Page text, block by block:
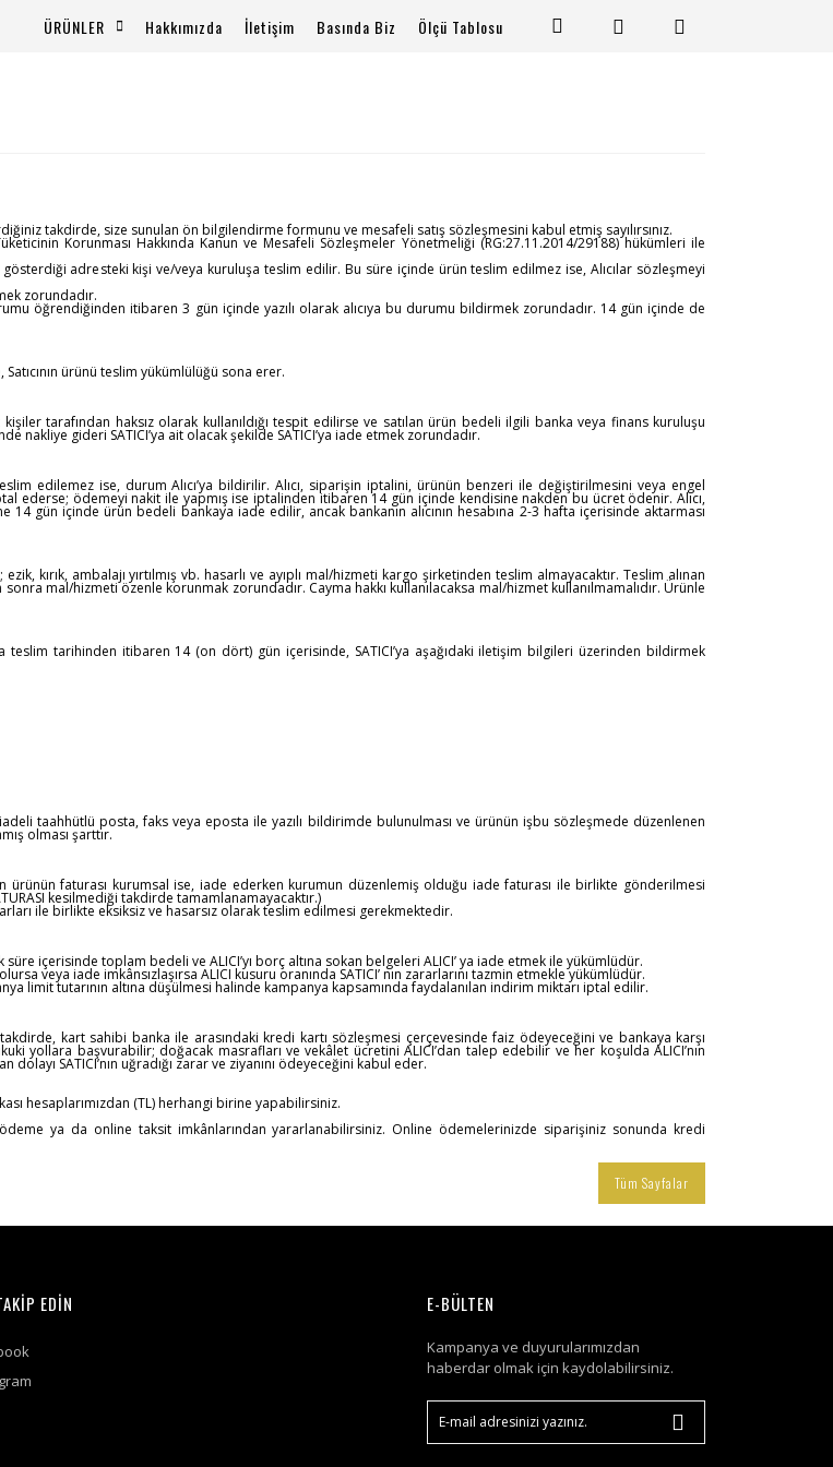
ÜRÜNLER Hakkımızda İletişim Basında Biz Ölçü Tablosu
takdirde, size sunulan ön bilgilendirme formunu ve mesafeli satış sözleşmesini kabul etmiş sayılırsınız.
Korunması Hakkında Kanun ve Mesafeli Sözleşmeler Yönetmeliği (RG:27.11.2014/29188) hükümleri ile
gösterdiği adresteki kişi ve/veya kuruluşa teslim edilir. Bu süre içinde ürün teslim edilmez ise, Alıcılar sözleşmeyi
zorundadır.
öğrendiğinden itibaren 3 gün içinde yazılı olarak alıcıya bu durumu bildirmek zorundadır. 14 gün içinde de
ürünü teslim yükümlülüğü sona erer.
tarafından haksız olarak kullanıldığı tespit edilirse ve satılan ürün bedeli ilgili banka veya finans kuruluşu
nakliye gideri SATICI’ya ait olacak şekilde SATICI’ya iade etmek zorundadır.
edilemez ise, durum Alıcı’ya bildirilir. Alıcı, siparişin iptalini, ürünün benzeri ile değiştirilmesini veya engel
ederse; ödemeyi nakit ile yapmış ise iptalinden itibaren 14 gün içinde kendisine nakden bu ücret ödenir. Alıcı,
gün içinde ürün bedeli bankaya iade edilir, ancak bankanın alıcının hesabına 2-3 hafta içerisinde aktarması
kırık, ambalajı yırtılmış vb. hasarlı ve ayıplı mal/hizmeti kargo şirketinden teslim almayacaktır. Teslim alınan
mal/hizmeti özenle korunmak zorundadır. Cayma hakkı kullanılacaksa mal/hizmet kullanılmamalıdır. Ürünle
teslim tarihinden itibaren 14 (on dört) gün içerisinde, SATICI’ya aşağıdaki iletişim bilgileri üzerinden bildirmek
taahhütlü posta, faks veya eposta ile yazılı bildirimde bulunulması ve ürünün işbu sözleşmede düzenlenen
olması şarttır.
ürünün faturası kurumsal ise, iade ederken kurumun düzenlemiş olduğu iade faturası ile birlikte gönderilmesi
kesilmediği takdirde tamamlanamayacaktır.)
ile birlikte eksiksiz ve hasarsız olarak teslim edilmesi gerekmektedir.
içerisinde toplam bedeli ve ALICI’yı borç altına sokan belgeleri ALICI’ ya iade etmek ile yükümlüdür.
veya iade imkânsızlaşırsa ALICI kusuru oranında SATICI’ nın zararlarını tazmin etmekle yükümlüdür.
limit tutarının altına düşülmesi halinde kampanya kapsamında faydalanılan indirim miktarı iptal edilir.
kart sahibi banka ile arasındaki kredi kartı sözleşmesi çerçevesinde faiz ödeyeceğini ve bankaya karşı
yollara başvurabilir; doğacak masrafları ve vekâlet ücretini ALICI’dan talep edebilir ve her koşulda ALICI’nın
SATICI’nın uğradığı zarar ve ziyanını ödeyeceğini kabul eder.
hesaplarımızdan (TL) herhangi birine yapabilirsiniz.
ya da online taksit imkânlarından yararlanabilirsiniz. Online ödemelerinizde siparişiniz sonunda kredi
Tüm Sayfalar
EDİN E-BÜLTEN
Kampanya ve duyurularımızdan
haberdar olmak için kaydolabilirsiniz.